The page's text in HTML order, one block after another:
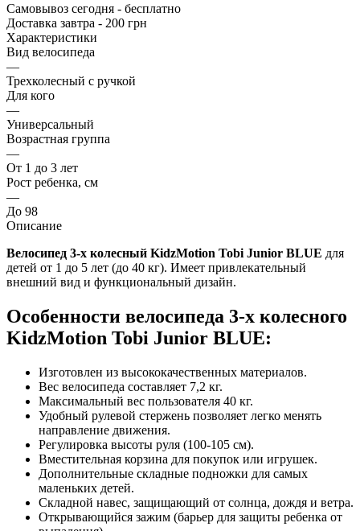
Самовывоз сегодня - бесплатно
Доставка завтра - 200 грн
Характеристики
Вид велосипеда
—
Трехколесный с ручкой
Для кого
—
Универсальный
Возрастная группа
—
От 1 до 3 лет
Рост ребенка, см
—
До 98
Описание
Велосипед 3-х колесный KidzMotion Tobi Junior BLUE для
детей от 1 до 5 лет (до 40 кг). Имеет привлекательный
внешний вид и функциональный дизайн.
Особенности велосипеда 3-х колесного
KidzMotion Tobi Junior BLUE:
Изготовлен из высококачественных материалов.
Вес велосипеда составляет 7,2 кг.
Максимальный вес пользователя 40 кг.
Удобный рулевой стержень позволяет легко менять
направление движения.
Регулировка высоты руля (100-105 см).
Вместительная корзина для покупок или игрушек.
Дополнительные складные подножки для самых
маленьких детей.
Складной навес, защищающий от солнца, дождя и ветра.
Открывающийся зажим (барьер для защиты ребенка от